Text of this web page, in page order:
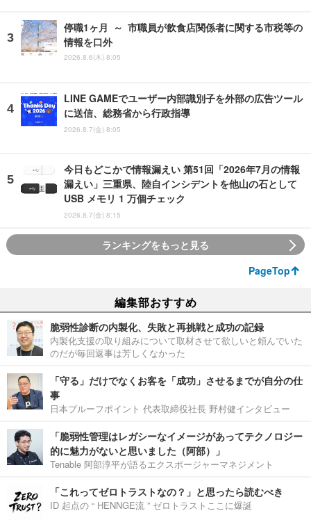
停職1ヶ月 ～ 市職員が飲食店関係者に関する市税等の
情報を口外
2026.8.6(木) 8:05
LINE GAMEでユーザー内部識別子を外部の広告ツール
に送信、総務省から行政指導
2026.8.7(金) 8:05
今日もどこかで情報漏えい 第51回「2026年7月の情報
漏えい」三重県、陸自インシデントを他山の石として
USB メモリ 1 万個チェック
2026.8.7(金) 8:15
ランキングをもっと見る
PageTop
編集部おすすめ
脆弱性診断の内製化、失敗と再挑戦と成功の記録
内製化支援の取り組みについて取材させて欲しいと頼んでいた
のだが毎回返事は芳しくなかった
「守る」だけでなくお客を「成功」させるまでが自分の仕
事
日本プルーフポイント 代表取締役社長 野村健インタビュー
「脆弱性管理はレガシーなイメージがあってテクノロジー
的に魅力がないと思いました（阿部）」
Tenable 阿部淳平が語るエクスポージャーマネジメント
「これってゼロトラストなの？」と思ったら読むべき
ID 起点の “ HENNGE流 ” ゼロトラストここに爆誕